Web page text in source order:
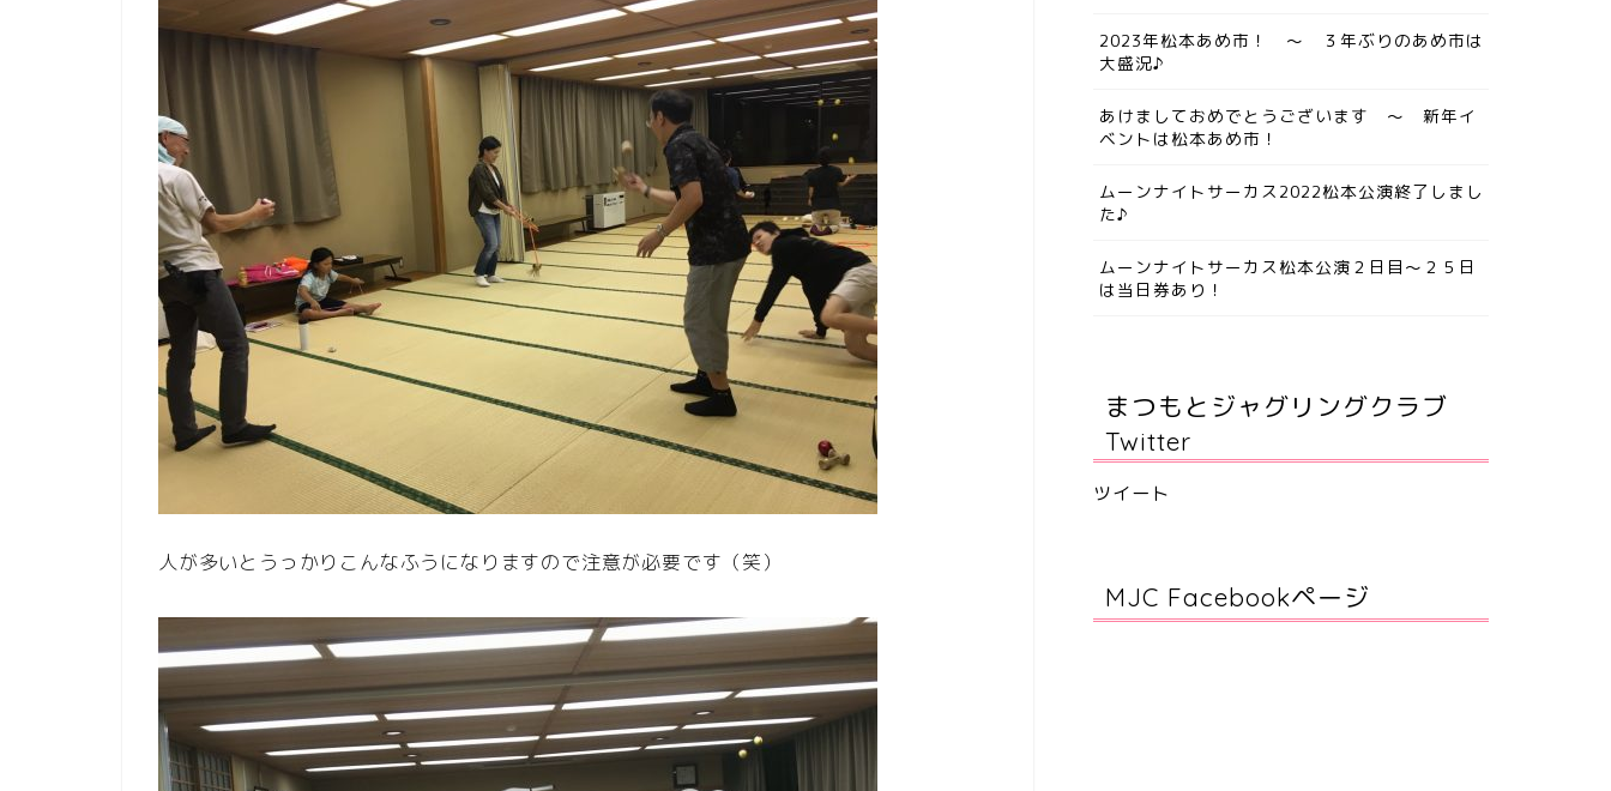
人が多いとうっかりこんなふうになりますので注意が必要です（笑）
2023年松本あめ市！ ～ ３年ぶりのあめ市は
大盛況♪
あけましておめでとうございます ～ 新年イ
ベントは松本あめ市！
ムーンナイトサーカス2022松本公演終了しまし
た♪
ムーンナイトサーカス松本公演２日目～２５日
は当日券あり！
まつもとジャグリングクラブ
Twitter
ツイート
MJC Facebookページ